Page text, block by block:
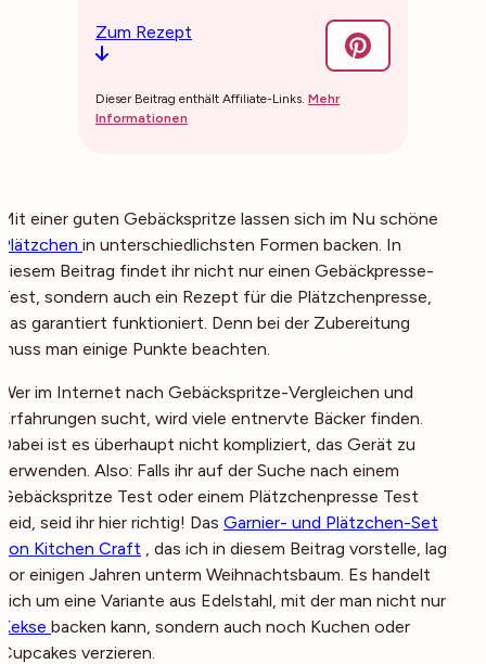
Zum Rezept
Dieser Beitrag enthält Affiliate-Links. Mehr
Informationen
Mit einer guten Gebäckspritze lassen sich im Nu schöne
Plätzchen in unterschiedlichsten Formen backen. In
diesem Beitrag findet ihr nicht nur einen Gebäckpresse-
Test, sondern auch ein Rezept für die Plätzchenpresse,
das garantiert funktioniert. Denn bei der Zubereitung
muss man einige Punkte beachten.
Wer im Internet nach Gebäckspritze-Vergleichen und
Erfahrungen sucht, wird viele entnervte Bäcker finden.
Dabei ist es überhaupt nicht kompliziert, das Gerät zu
verwenden. Also: Falls ihr auf der Suche nach einem
Gebäckspritze Test oder einem Plätzchenpresse Test
seid, seid ihr hier richtig! Das Garnier- und Plätzchen-Set
von Kitchen Craft , das ich in diesem Beitrag vorstelle, lag
vor einigen Jahren unterm Weihnachtsbaum. Es handelt
sich um eine Variante aus Edelstahl, mit der man nicht nur
Kekse backen kann, sondern auch noch Kuchen oder
Cupcakes verzieren.